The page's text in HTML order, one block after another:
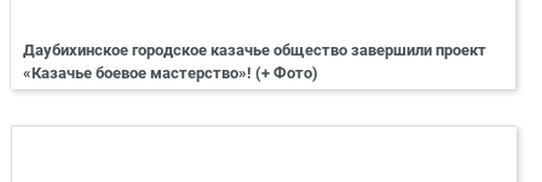
Даубихинское городское казачье общество завершили проект
«Казачье боевое мастерство»! (+ Фото)